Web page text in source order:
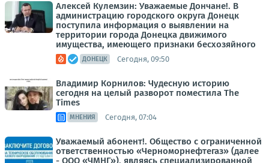
Алексей Кулемзин: Уважаемые Дончане!. В
администрацию городского округа Донецк
поступила информация о выявлении на
территории города Донецка движимого
имущества, имеющего признаки бесхозяйного
ДОНЕЦК Сегодня, 09:50
Владимир Корнилов: Чудесную историю
сегодня на целый разворот поместила The
Times
МНЕНИЯ Сегодня, 07:04
Уважаемый абонент!. Общество с ограниченной
ответственностью «Черноморнефтегаз» (далее
- ООО «ЧМНГ»), являясь специализированной